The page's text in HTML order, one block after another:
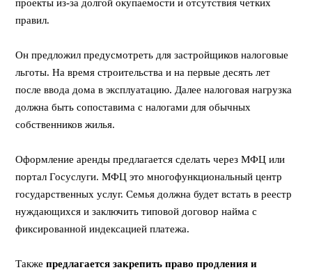
проекты из-за долгой окупаемости и отсутствия четких
правил.
Он предложил предусмотреть для застройщиков налоговые
льготы. На время строительства и на первые десять лет
после ввода дома в эксплуатацию. Далее налоговая нагрузка
должна быть сопоставима с налогами для обычных
собственников жилья.
Оформление аренды предлагается сделать через МФЦ или
портал Госуслуги. МФЦ это многофункциональный центр
государственных услуг. Семья должна будет встать в реестр
нуждающихся и заключить типовой договор найма с
фиксированной индексацией платежа.
Такжепредлагается закрепить право продления и